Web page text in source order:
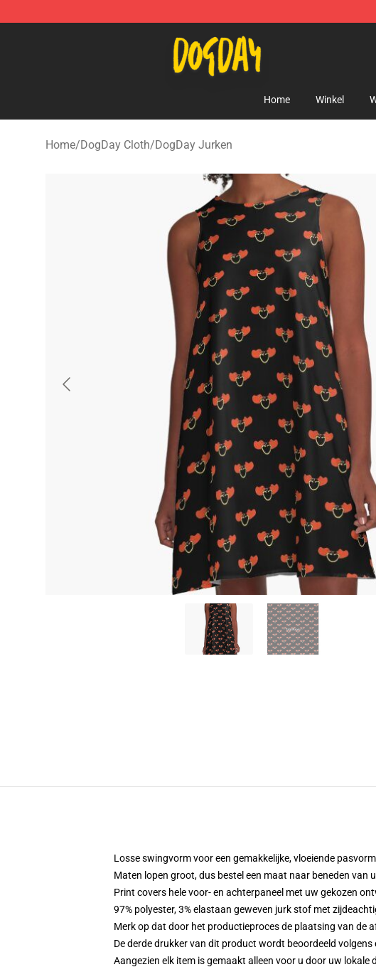
DogDay Store - Official DogDay Merchandise Shop
Home Winkel
Home/DogDay Cloth/DogDay Jurken
Losse swingvorm voor een gemakkelijke, vloeiende pasvorm
Maten lopen groot, dus bestel een maat naar beneden van
Print covers hele voor- en achterpaneel met uw gekozen
97% polyester, 3% elastaan geweven jurk stof met
Merk op dat door het productieproces de plaatsing van de
De derde drukker van dit product wordt beoordeeld
Aangezien elk item is gemaakt alleen voor u door uw